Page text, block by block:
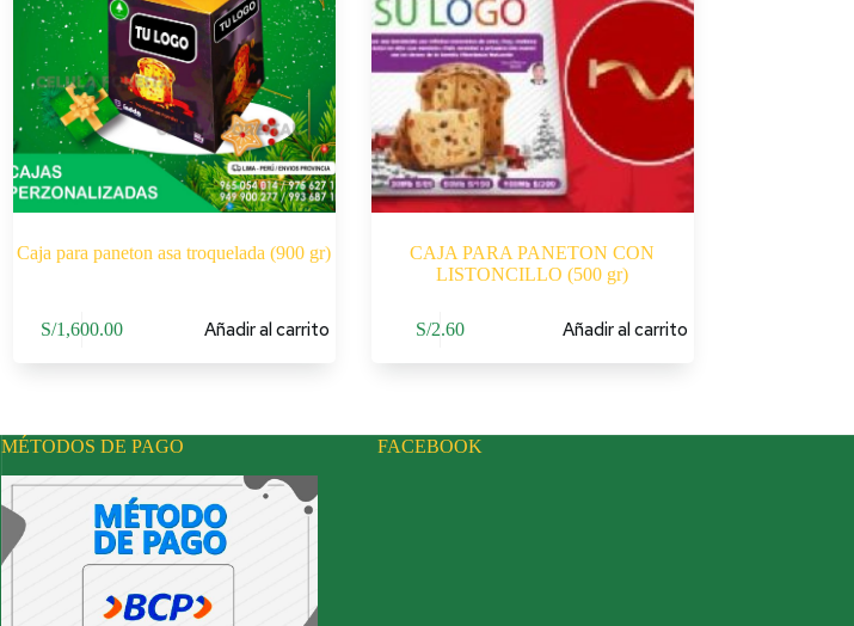
Caja para paneton asa troquelada (900 gr)
S/1,600.00 Añadir al carrito
CAJA PARA PANETON CON
LISTONCILLO (500 gr)
S/2.60 Añadir al carrito
MÉTODOS DE PAGO FACEBOOK